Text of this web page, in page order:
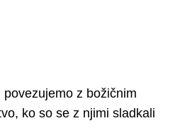
z božičnim
ko so se z njimi sladkali